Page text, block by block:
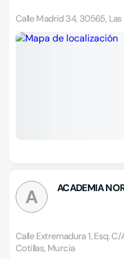
Calle Madrid 34, 30565,
A ACADEMIA
Calle Extremadura 1, Esq.
Cotillas, Murcia